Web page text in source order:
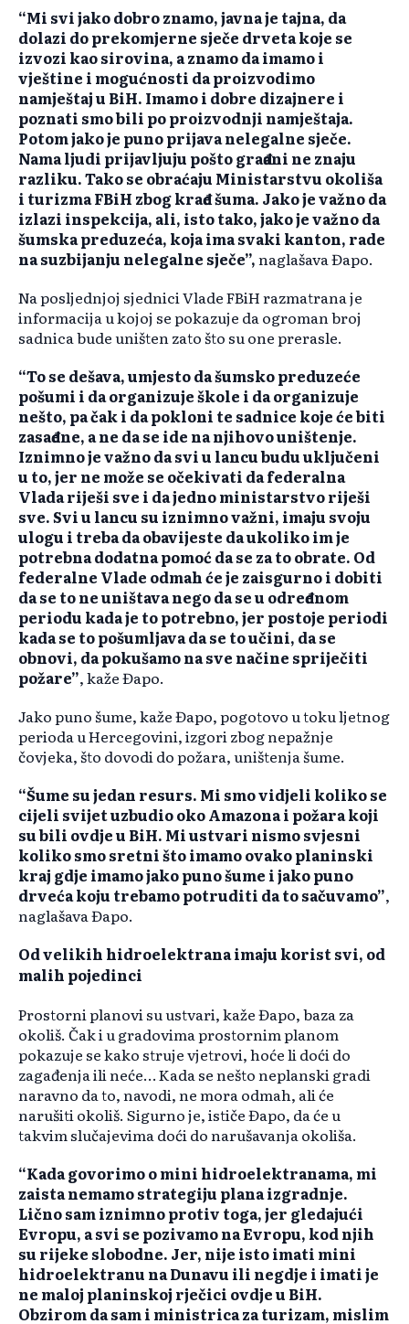
“Mi svi jako dobro znamo, javna je tajna, da
dolazi do prekomjerne sječe drveta koje se
izvozi kao sirovina, a znamo da imamo i
vještine i mogućnosti da proizvodimo
namještaj u BiH. Imamo i dobre dizajnere i
poznati smo bili po proizvodnji namještaja.
Potom jako je puno prijava nelegalne sječe.
Nama ljudi prijavljuju pošto građani ne znaju
razliku. Tako se obraćaju Ministarstvu okoliša
i turizma FBiH zbog krađe šuma. Jako je važno da
izlazi inspekcija, ali, isto tako, jako je važno da
šumska preduzeća, koja ima svaki kanton, rade
na suzbijanju nelegalne sječe”,naglašava Đapo.
Na posljednjoj sjednici Vlade FBiH razmatrana je
informacija u kojoj se pokazuje da ogroman broj
sadnica bude uništen zato što su one prerasle.
“To se dešava, umjesto da šumsko preduzeće
pošumi i da organizuje škole i da organizuje
nešto, pa čak i da pokloni te sadnice koje će biti
zasađene, a ne da se ide na njihovo uništenje.
Iznimno je važno da svi u lancu budu uključeni
u to, jer ne može se očekivati da federalna
Vlada riješi sve i da jedno ministarstvo riješi
sve. Svi u lancu su iznimno važni, imaju svoju
ulogu i treba da obavijeste da ukoliko im je
potrebna dodatna pomoć da se za to obrate. Od
federalne Vlade odmah će je zaisgurno i dobiti
da se to ne uništava nego da se u određenom
periodu kada je to potrebno, jer postoje periodi
kada se to pošumljava da se to učini, da se
obnovi, da pokušamo na sve načine spriječiti
požare”, kaže Đapo.
Jako puno šume, kaže Đapo, pogotovo u toku ljetnog
perioda u Hercegovini, izgori zbog nepažnje
čovjeka, što dovodi do požara, uništenja šume.
“Šume su jedan resurs. Mi smo vidjeli koliko se
cijeli svijet uzbudio oko Amazona i požara koji
su bili ovdje u BiH. Mi ustvari nismo svjesni
koliko smo sretni što imamo ovako planinski
kraj gdje imamo jako puno šume i jako puno
drveća koju trebamo potruditi da to sačuvamo”,
naglašava Đapo.
Od velikih hidroelektrana imaju korist svi, od
malih pojedinci
Prostorni planovi su ustvari, kaže Đapo, baza za
okoliš. Čak i u gradovima prostornim planom
pokazuje se kako struje vjetrovi, hoće li doći do
zagađenja ili neće… Kada se nešto neplanski gradi
naravno da to, navodi, ne mora odmah, ali će
narušiti okoliš. Sigurno je, ističe Đapo, da će u
takvim slučajevima doći do narušavanja okoliša.
“Kada govorimo o mini hidroelektranama, mi
zaista nemamo strategiju plana izgradnje.
Lično sam iznimno protiv toga, jer gledajući
Evropu, a svi se pozivamo na Evropu, kod njih
su rijeke slobodne. Jer, nije isto imati mini
hidroelektranu na Dunavu ili negdje i imati je
ne maloj planinskoj rječici ovdje u BiH.
Obzirom da sam i ministrica za turizam, mislim